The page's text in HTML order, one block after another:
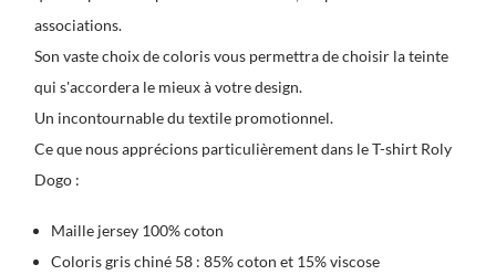
associations.
Son vaste choix de coloris vous permettra de choisir la teinte
qui s'accordera le mieux à votre design.
Un incontournable du textile promotionnel.
Ce que nous apprécions particulièrement dans le T-shirt Roly
Dogo :
Maille jersey 100% coton
Coloris gris chiné 58 : 85% coton et 15% viscose